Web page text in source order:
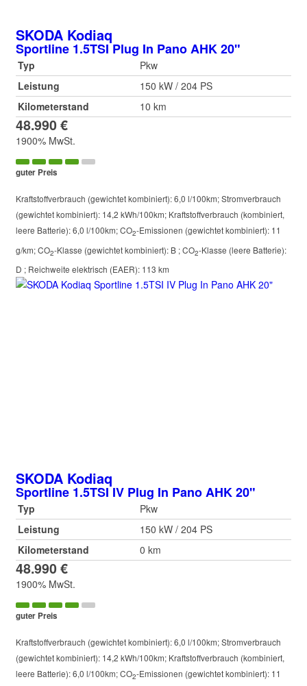
SKODA Kodiaq
Sportline 1.5TSI Plug In Pano AHK 20"
Typ
Pkw
Leistung
150 kW / 204 PS
Kilometerstand
10 km
48.990 €
1900% MwSt.
guter Preis
Kraftstoffverbrauch (gewichtet kombiniert):6,0 l/100km;Stromverbrauch
(gewichtet kombiniert): 14,2 kWh/100km; Kraftstoffverbrauch (kombiniert,
leere Batterie):6,0 l/100km;CO2-Emissionen (gewichtet kombiniert): 11
g/km;CO2-Klasse (gewichtet kombiniert): B ;CO2-Klasse (leere Batterie):
D ; Reichweite elektrisch (EAER): 113 km
SKODA Kodiaq
Sportline 1.5TSI IV Plug In Pano AHK 20"
Typ
Pkw
Leistung
150 kW / 204 PS
Kilometerstand
0 km
48.990 €
1900% MwSt.
guter Preis
Kraftstoffverbrauch (gewichtet kombiniert):6,0 l/100km;Stromverbrauch
(gewichtet kombiniert): 14,2 kWh/100km; Kraftstoffverbrauch (kombiniert,
leere Batterie):6,0 l/100km;CO2-Emissionen (gewichtet kombiniert): 11